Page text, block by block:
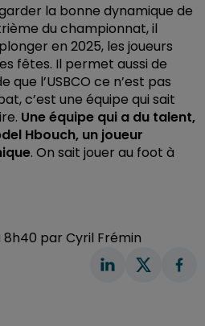
la bonne dynamique de
du championnat, il
en 2025, les joueurs
fêtes. Il permet aussi de
l’USBCO ce n’est pas
c’est une équipe qui sait
Une équipe qui a du talent,
Hbouch, un joueur
. On sait jouer au foot à
8h40 par Cyril Frémin